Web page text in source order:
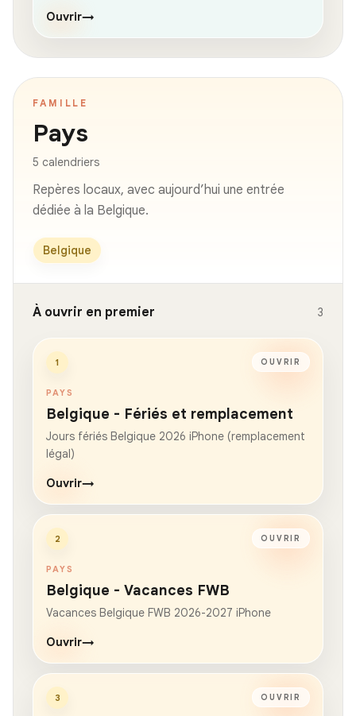
Ouvrir→
FAMILLE
Pays
5 calendriers
Repères locaux, avec aujourd’hui une entrée
dédiée à la Belgique.
Belgique
À ouvrir en premier 3
1 OUVRIR
PAYS
Belgique - Fériés et remplacement
Jours fériés Belgique 2026 iPhone (remplacement
légal)
Ouvrir→
2 OUVRIR
PAYS
Belgique - Vacances FWB
Vacances Belgique FWB 2026-2027 iPhone
Ouvrir→
3 OUVRIR